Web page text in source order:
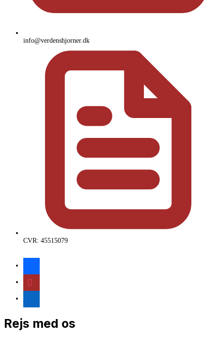
info@verdenshjorner.dk
CVR: 45515079
facebook
instagram
linkedin
Rejs med os